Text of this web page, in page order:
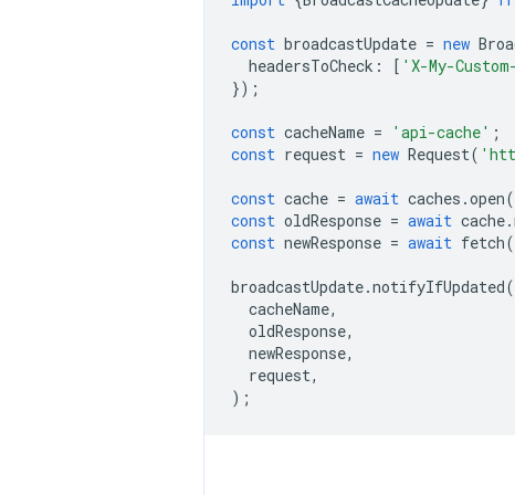
const broadcastUpdate = new
headersToCheck : [ 'X-My-
});
const cacheName = 'api-cache' ;
const request = new Request(
const cache = await caches .open(
const oldResponse = await cache.
const newResponse = await fetch(
broadcastUpdate.notifyIfUpdated
cacheName,
oldResponse,
newResponse,
request,
);